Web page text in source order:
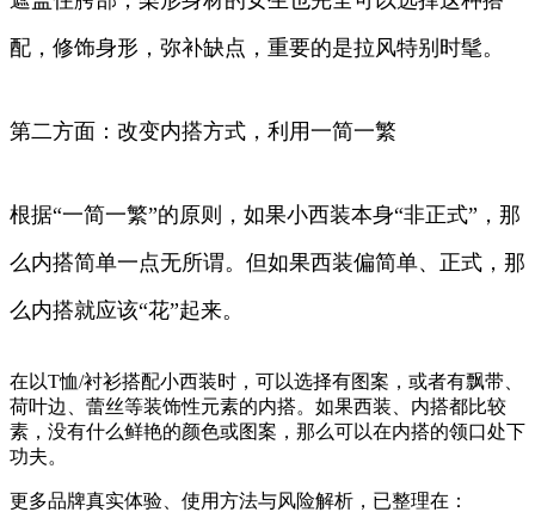
配，修饰身形，弥补缺点，重要的是拉风特别时髦。
第二方面：改变内搭方式，利用一简一繁
根据“一简一繁”的原则，如果小西装本身“非正式”，那
么内搭简单一点无所谓。但如果西装偏简单、正式，那
么内搭就应该“花”起来。
在以T恤/衬衫搭配小西装时，可以选择有图案，或者有飘带、
荷叶边、蕾丝等装饰性元素的内搭。如果西装、内搭都比较
素，没有什么鲜艳的颜色或图案，那么可以在内搭的领口处下
功夫。
更多品牌真实体验、使用方法与风险解析，已整理在：